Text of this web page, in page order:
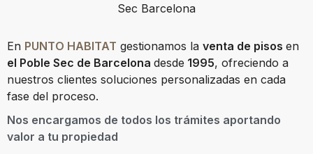
Sec Barcelona
En PUNTO HABITAT gestionamos la venta de pisos en
el Poble Sec de Barcelona desde 1995, ofreciendo a
nuestros clientes soluciones personalizadas en cada
fase del proceso.
Nos encargamos de todos los trámites aportando
valor a tu propiedad